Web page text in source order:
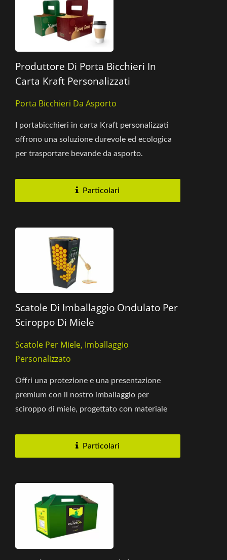
Produttore Di Porta Bicchieri In
Carta Kraft Personalizzati
Porta Bicchieri Da Asporto
I portabicchieri in carta Kraft personalizzati
offrono una soluzione durevole ed ecologica
per trasportare bevande da asporto.
Particolari
Scatole Di Imballaggio Ondulato Per
Sciroppo Di Miele
Scatole Per Miele, Imballaggio
Personalizzato
Offri una protezione e una presentazione
premium con il nostro imballaggio per
sciroppo di miele, progettato con materiale
Particolari